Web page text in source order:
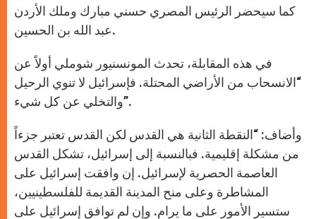
كما سيحضر الرئيس المصري حسني مبارك وملك الأردن
عبد الله بن الحسين.
في هذه المقابلة، تحدث المونسنيور شوملي أولاً عن
“الانسحاب من الأراضي المحتلة. فإسرائيل لا تنوي الرحيل
والتخلي عن كل شيء”.
وأضاف: “النقطة الثانية هي القدس لكن القدس تعتبر جزءاً
من مشكلة إقليمية. فبالنسبة إلى إسرائيل، تشكل القدس
العاصمة الحصرية لإسرائيل. إن وافقت إسرائيل على
المشاطرة وعلى منح المدينة القديمة للفلسطينيين،
ستسير الأمور على ما يرام. وإن لم توافق إسرائيل على